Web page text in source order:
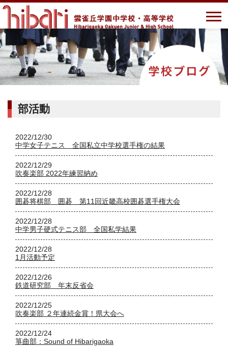
部活動
2022/12/30
中学女子テニス 全国私立中学校選手権の結果
2022/12/29
吹奏楽部 2022年練習納め
2022/12/28
囲碁将棋部 囲碁 第11回近畿高校囲碁選手権大会
2022/12/28
中学男子硬式テニス部 全国私学結果
2022/12/28
1月活動予定
2022/12/26
鉄道研究部 年末反省会
2022/12/25
吹奏楽部 ２年連続金賞！県大会へ
2022/12/24
箏曲部：Sound of Hibarigaoka